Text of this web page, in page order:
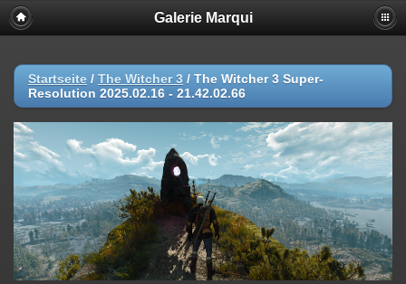
Galerie Marqui
Startseite / The Witcher 3 / The Witcher 3 Super-
Resolution 2025.02.16 - 21.42.02.66